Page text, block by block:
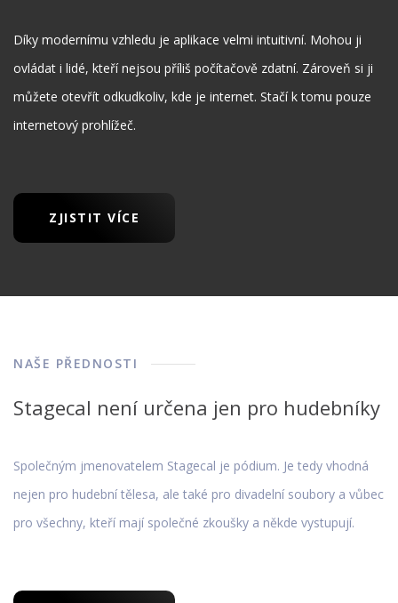
Díky modernímu vzhledu je aplikace velmi intuitivní. Mohou ji
ovládat i lidé, kteří nejsou příliš počítačově zdatní. Zároveň si ji
můžete otevřít odkudkoliv, kde je internet. Stačí k tomu pouze
internetový prohlížeč.
ZJISTIT VÍCE
NAŠE PŘEDNOSTI
Stagecal není určena jen pro hudebníky
Společným jmenovatelem Stagecal je pódium. Je tedy vhodná
nejen pro hudební tělesa, ale také pro divadelní soubory a vůbec
pro všechny, kteří mají společné zkoušky a někde vystupují.